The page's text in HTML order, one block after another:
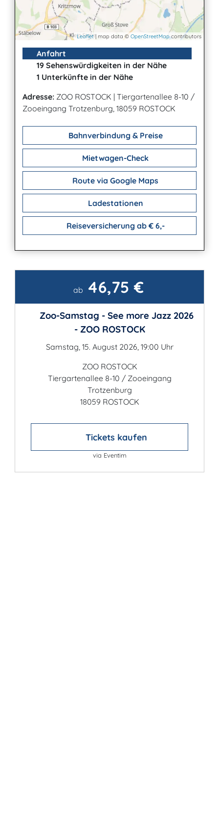
Leaflet| map data © OpenStreetMapcontributors
Anfahrt
19 Sehenswürdigkeiten in der Nähe
1 Unterkünfte in der Nähe
Adresse: ZOO ROSTOCK | Tiergartenallee 8-10 /
Zooeingang Trotzenburg, 18059 ROSTOCK
Bahnverbindung & Preise
Mietwagen-Check
Route via Google Maps
Ladestationen
Reiseversicherung ab € 6,-
Kontaktab 46,75 €
Zoo-Samstag - See more Jazz 2026
- ZOO ROSTOCK
Samstag, 15. August 2026, 19:00 Uhr
ZOO ROSTOCK
Tiergartenallee 8-10 / Zooeingang
Trotzenburg
18059 ROSTOCK
Tickets kaufen
via Eventim